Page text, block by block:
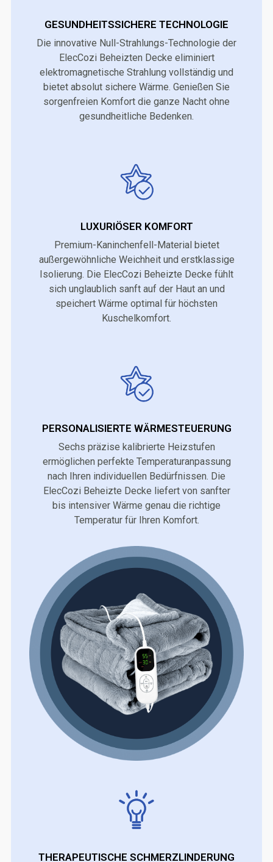
GESUNDHEITSSICHERE TECHNOLOGIE
Die innovative Null-Strahlungs-Technologie der
ElecCozi Beheizten Decke eliminiert
elektromagnetische Strahlung vollständig und
bietet absolut sichere Wärme. Genießen Sie
sorgenfreien Komfort die ganze Nacht ohne
gesundheitliche Bedenken.
LUXURIÖSER KOMFORT
Premium-Kaninchenfell-Material bietet
außergewöhnliche Weichheit und erstklassige
Isolierung. Die ElecCozi Beheizte Decke fühlt
sich unglaublich sanft auf der Haut an und
speichert Wärme optimal für höchsten
Kuschelkomfort.
PERSONALISIERTE WÄRMESTEUERUNG
Sechs präzise kalibrierte Heizstufen
ermöglichen perfekte Temperaturanpassung
nach Ihren individuellen Bedürfnissen. Die
ElecCozi Beheizte Decke liefert von sanfter
bis intensiver Wärme genau die richtige
Temperatur für Ihren Komfort.
THERAPEUTISCHE SCHMERZLINDERUNG